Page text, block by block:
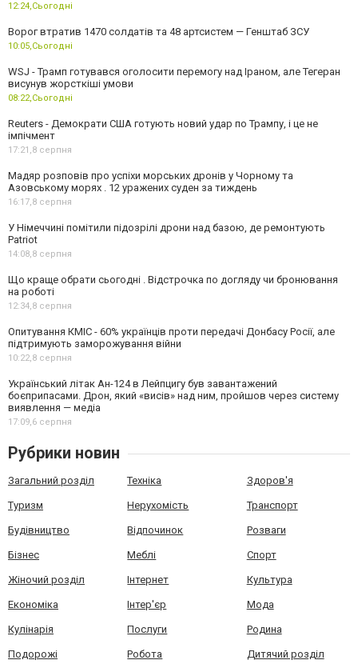
12:24,Сьогодні
Ворог втратив 1470 солдатів та 48 артсистем — Генштаб ЗСУ
10:05,Сьогодні
WSJ - Трамп готувався оголосити перемогу над Іраном, але Тегеран
висунув жорсткіші умови
08:22,Сьогодні
Reuters - Демократи США готують новий удар по Трампу, і це не
імпічмент
17:21,8 серпня
Мадяр розповів про успіхи морських дронів у Чорному та
Азовському морях . 12 уражених суден за тиждень
16:17,8 серпня
У Німеччині помітили підозрілі дрони над базою, де ремонтують
Patriot
14:08,8 серпня
Що краще обрати сьогодні . Відстрочка по догляду чи бронювання
на роботі
12:34,8 серпня
Опитування КМІС - 60% українців проти передачі Донбасу Росії, але
підтримують заморожування війни
10:22,8 серпня
Український літак Ан-124 в Лейпцигу був завантажений
боєприпасами. Дрон, який «висів» над ним, пройшов через систему
виявлення — медіа
17:09,6 серпня
Рубрики новин
Загальний розділ Техніка Здоров'я
Туризм Нерухомість Транспорт
Будівництво Відпочинок Розваги
Бізнес Меблі Спорт
Жіночий розділ Інтернет Культура
Економіка Інтер'єр Мода
Кулінарія Послуги Родина
Подорожі Робота Дитячий розділ